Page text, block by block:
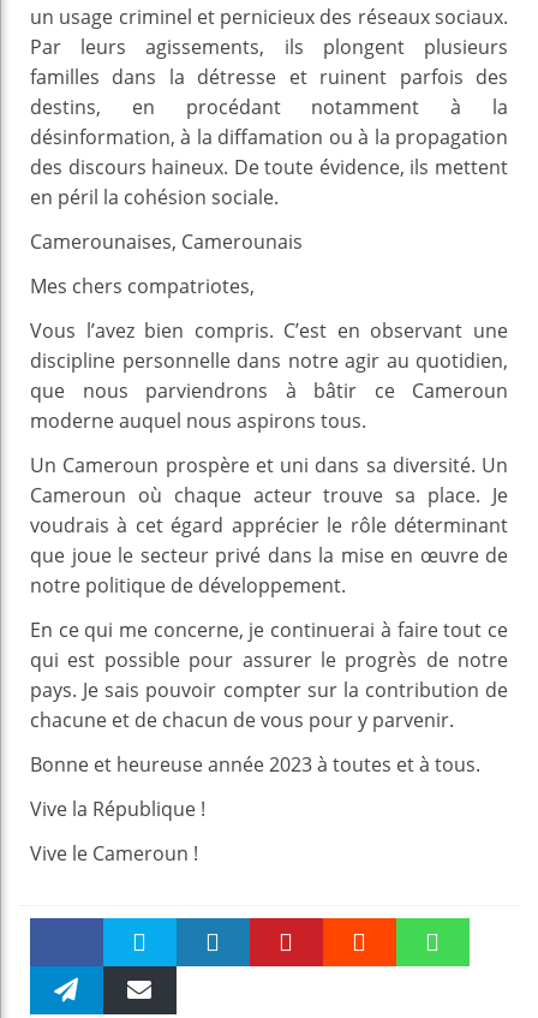
un usage criminel et pernicieux des réseaux sociaux.
Par leurs agissements, ils plongent plusieurs
familles dans la détresse et ruinent parfois des
destins, en procédant notamment à la
désinformation, à la diffamation ou à la propagation
des discours haineux. De toute évidence, ils mettent
en péril la cohésion sociale.
Camerounaises, Camerounais
Mes chers compatriotes,
Vous l’avez bien compris. C’est en observant une
discipline personnelle dans notre agir au quotidien,
que nous parviendrons à bâtir ce Cameroun
moderne auquel nous aspirons tous.
Un Cameroun prospère et uni dans sa diversité. Un
Cameroun où chaque acteur trouve sa place. Je
voudrais à cet égard apprécier le rôle déterminant
que joue le secteur privé dans la mise en œuvre de
notre politique de développement.
En ce qui me concerne, je continuerai à faire tout ce
qui est possible pour assurer le progrès de notre
pays. Je sais pouvoir compter sur la contribution de
chacune et de chacun de vous pour y parvenir.
Bonne et heureuse année 2023 à toutes et à tous.
Vive la République !
Vive le Cameroun !
Faceboo Twitter